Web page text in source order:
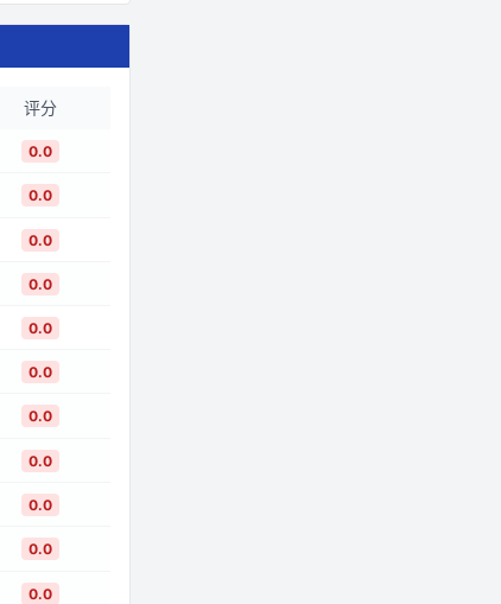
评分
0.0
0.0
0.0
0.0
0.0
0.0
0.0
0.0
0.0
0.0
0.0